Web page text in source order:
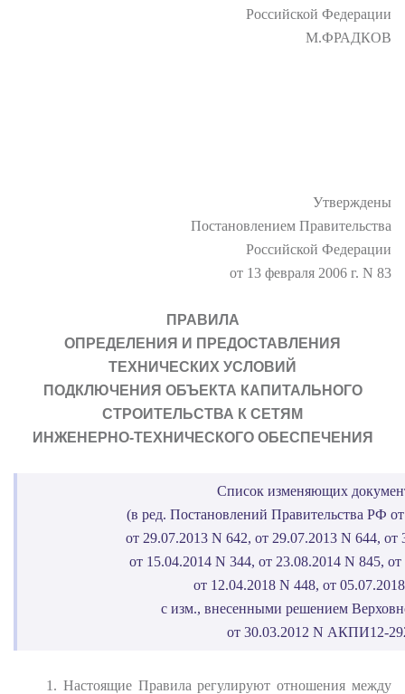
Российской Федерации
М.ФРАДКОВ
Утверждены
Постановлением Правительства
Российской Федерации
от 13 февраля 2006 г. N 83
ПРАВИЛА
ОПРЕДЕЛЕНИЯ И ПРЕДОСТАВЛЕНИЯ
ТЕХНИЧЕСКИХ УСЛОВИЙ
ПОДКЛЮЧЕНИЯ ОБЪЕКТА КАПИТАЛЬНОГО
СТРОИТЕЛЬСТВА К СЕТЯМ
ИНЖЕНЕРНО-ТЕХНИЧЕСКОГО ОБЕСПЕЧЕНИЯ
Список изменяющих
(в ред. Постановлений Правительства РФ
от 29.07.2013 N 642, от 29.07.2013 N 644, от
от 15.04.2014 N 344, от 23.08.2014 N 845,
от 12.04.2018 N 448, от
с изм., внесенными решением
от 30.03.2012 N АКПИ12-
1. Настоящие Правила регулируют отношения между